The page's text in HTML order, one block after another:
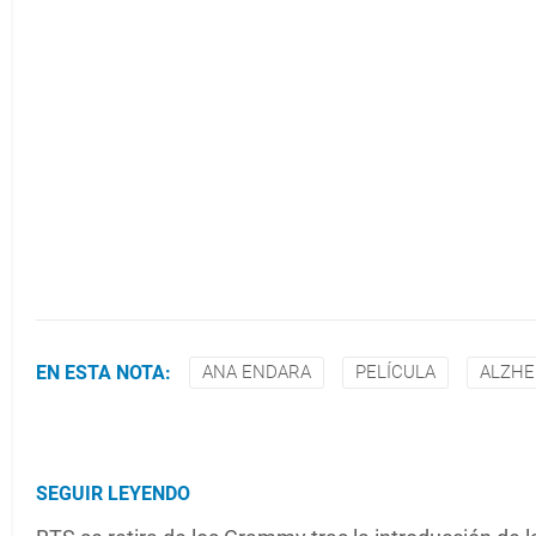
EN ESTA NOTA: ANA ENDARA PELÍCULA
SEGUIR LEYENDO